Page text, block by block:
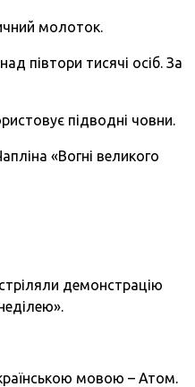
молоток.
півтори тисячі осіб. За
підводні човни.
«Вогні великого
демонстрацію
мовою – Атом.